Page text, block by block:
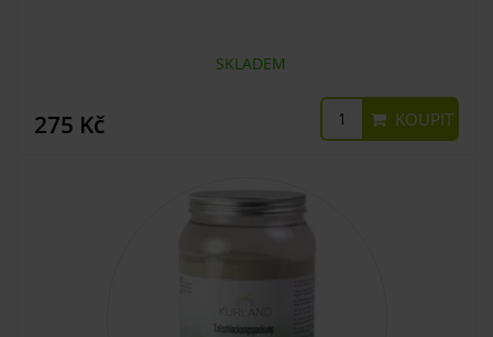
SKLADEM
275 Kč KOUPIT